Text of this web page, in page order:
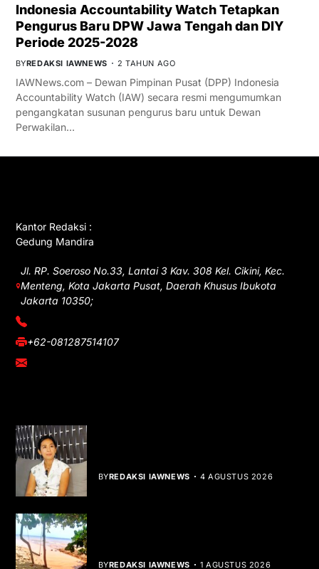
Indonesia Accountability Watch Tetapkan
Pengurus Baru DPW Jawa Tengah dan DIY
Periode 2025-2028
BYREDAKSI IAWNEWS 2 TAHUN AGO
IAWNews.com – Dewan Pimpinan Pusat (DPP) Indonesia
Accountability Watch (IAW) secara resmi mengumumkan
pengangkatan susunan pengurus baru untuk Dewan
Perwakilan…
Kantor Redaksi :
Gedung Mandira
Jl. RP. Soeroso No.33, Lantai 3 Kav. 308 Kel. Cikini, Kec.
Menteng, Kota Jakarta Pusat, Daerah Khusus Ibukota
Jakarta 10350;
(021) 3908026
+62-081287514107
adm@iawnews.com
BYREDAKSI IAWNEWS 4 AGUSTUS 2026
BYREDAKSI IAWNEWS 1 AGUSTUS 2026